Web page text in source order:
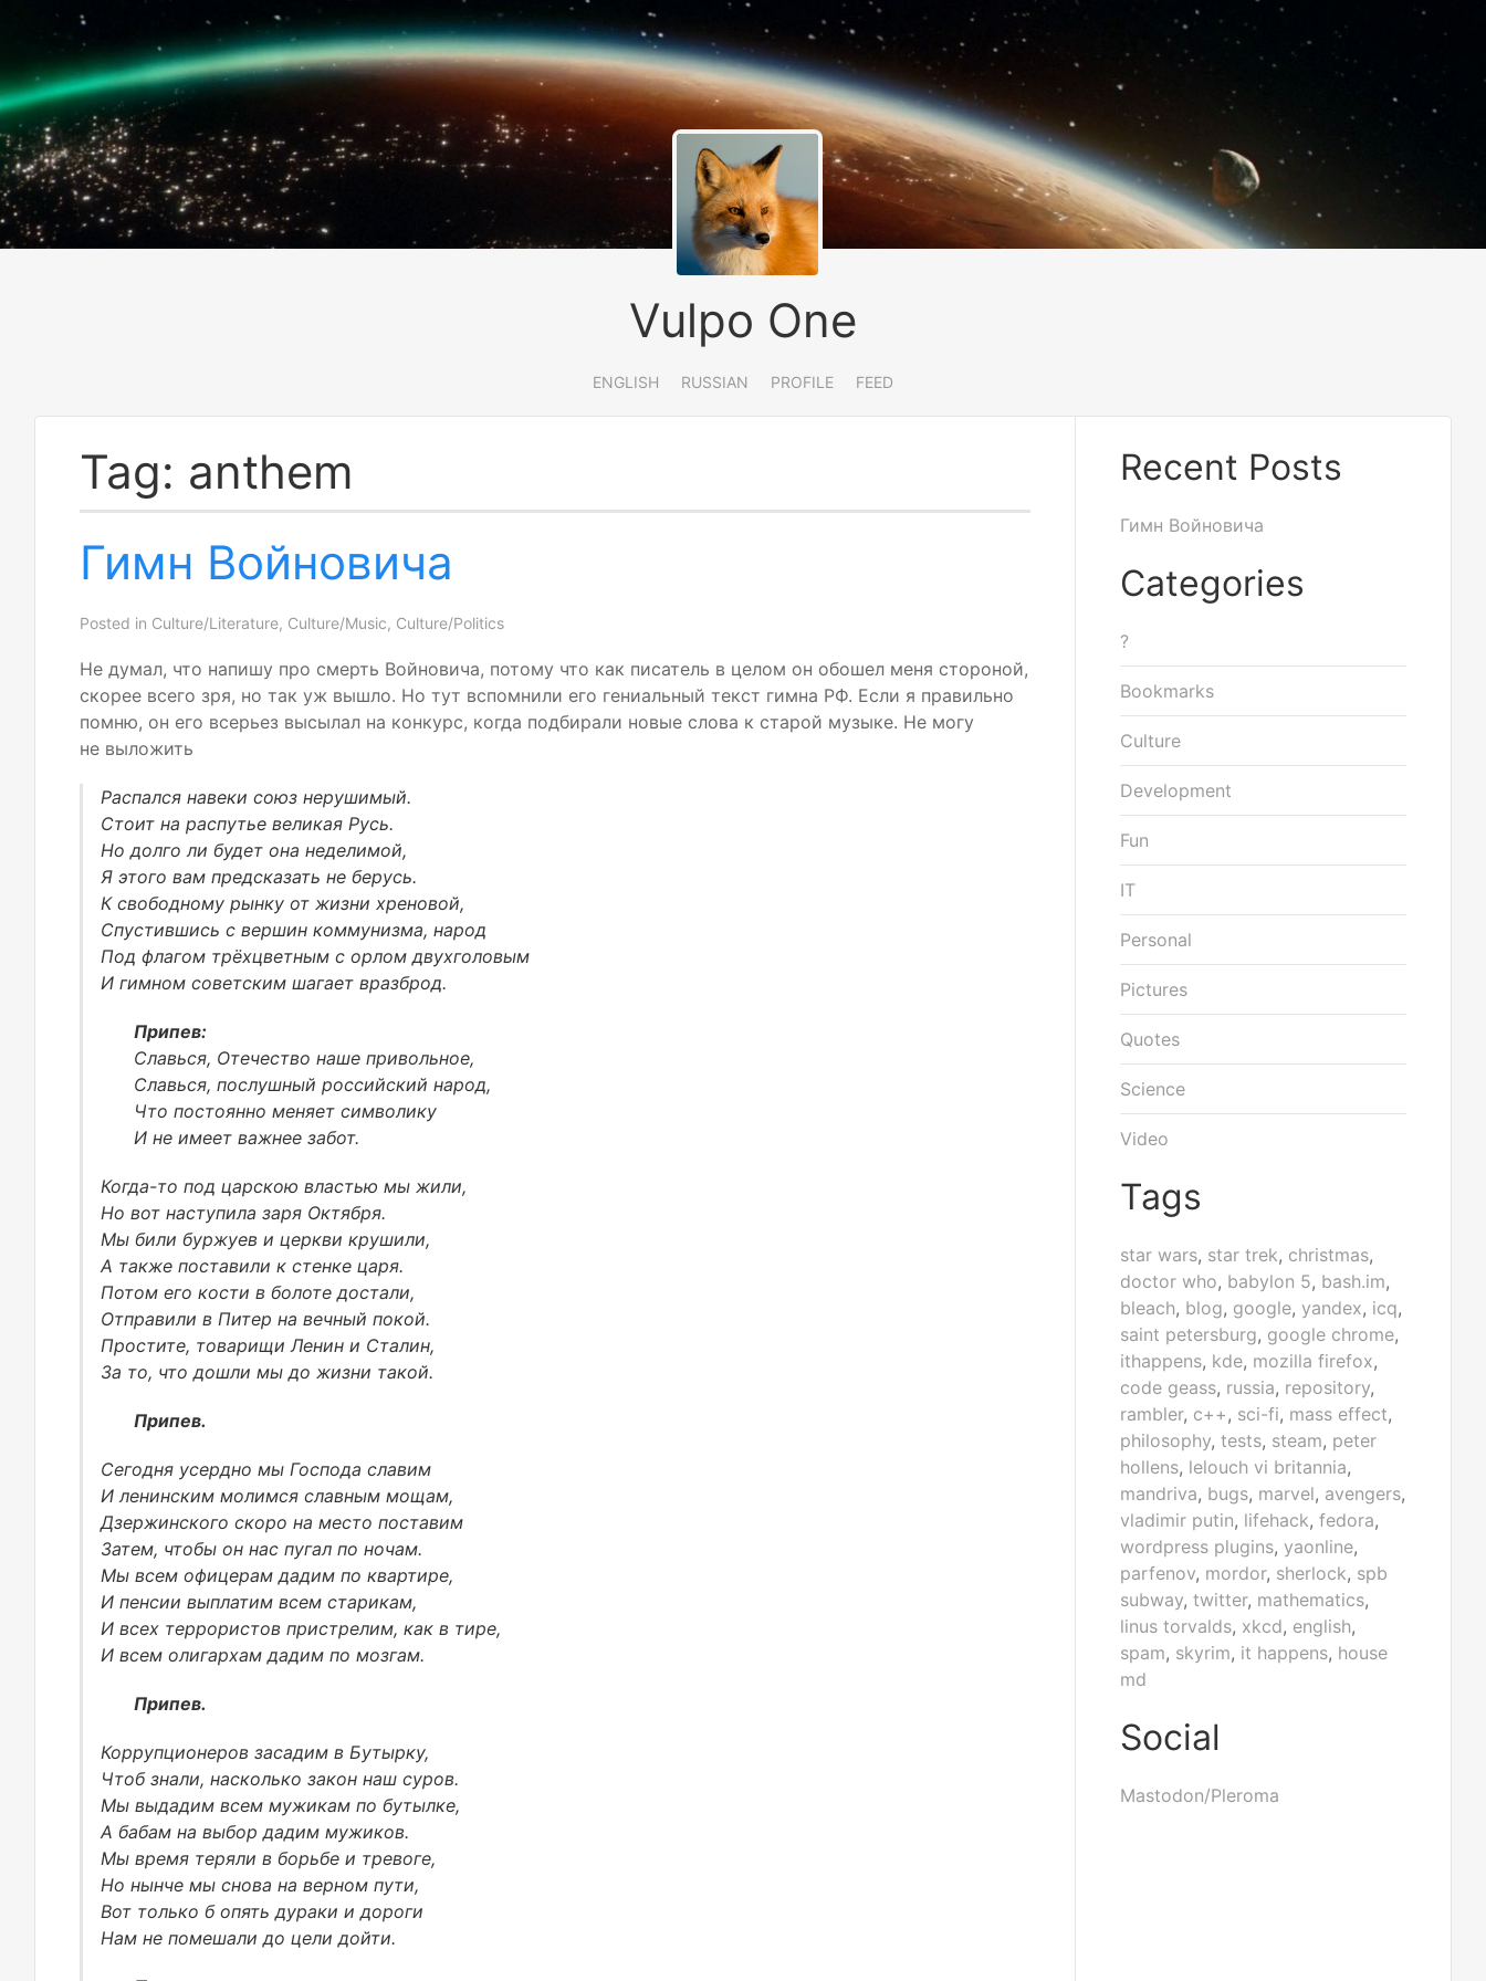
Vulpo One
ENGLISH RUSSIAN PROFILE FEED
Tag: anthem
Гимн Войновича
Posted in Culture/Literature, Culture/Music, Culture/Politics
Не думал, что напишу про смерть Войновича, потому что как писатель в целом он обошел меня стороной,
скорее всего зря, но так уж вышло. Но тут вспомнили его гениальный текст гимна РФ. Если я правильно
помню, он его всерьез высылал на конкурс, когда подбирали новые слова к старой музыке. Не могу
не выложить
Распался навеки союз нерушимый.
Стоит на распутье великая Русь.
Но долго ли будет она неделимой,
Я этого вам предсказать не берусь.
К свободному рынку от жизни хреновой,
Спустившись с вершин коммунизма, народ
Под флагом трёхцветным с орлом двухголовым
И гимном советским шагает вразброд.
Припев:
Славься, Отечество наше привольное,
Славься, послушный российский народ,
Что постоянно меняет символику
И не имеет важнее забот.
Когда-то под царскою властью мы жили,
Но вот наступила заря Октября.
Мы били буржуев и церкви крушили,
А также поставили к стенке царя.
Потом его кости в болоте достали,
Отправили в Питер на вечный покой.
Простите, товарищи Ленин и Сталин,
За то, что дошли мы до жизни такой.
Припев.
Сегодня усердно мы Господа славим
И ленинским молимся славным мощам,
Дзержинского скоро на место поставим
Затем, чтобы он нас пугал по ночам.
Мы всем офицерам дадим по квартире,
И пенсии выплатим всем старикам,
И всех террористов пристрелим, как в тире,
И всем олигархам дадим по мозгам.
Припев.
Коррупционеров засадим в Бутырку,
Чтоб знали, насколько закон наш суров.
Мы выдадим всем мужикам по бутылке,
А бабам на выбор дадим мужиков.
Мы время теряли в борьбе и тревоге,
Но нынче мы снова на верном пути,
Вот только б опять дураки и дороги
Нам не помешали до цели дойти.
Recent Posts
Гимн Войновича
Categories
?
Bookmarks
Culture
Development
Fun
IT
Personal
Pictures
Quotes
Science
Video
Tags
star wars, star trek, christmas,
doctor who, babylon 5, bash.im,
bleach, blog, google, yandex, icq,
saint petersburg, google chrome,
ithappens, kde, mozilla firefox,
code geass, russia, repository,
rambler, c++, sci-fi, mass effect,
philosophy, tests, steam, peter
hollens, lelouch vi britannia,
mandriva, bugs, marvel, avengers,
vladimir putin, lifehack, fedora,
wordpress plugins, yaonline,
parfenov, mordor, sherlock, spb
subway, twitter, mathematics,
linus torvalds, xkcd, english,
spam, skyrim, it happens, house
md
Social
Mastodon/Pleroma